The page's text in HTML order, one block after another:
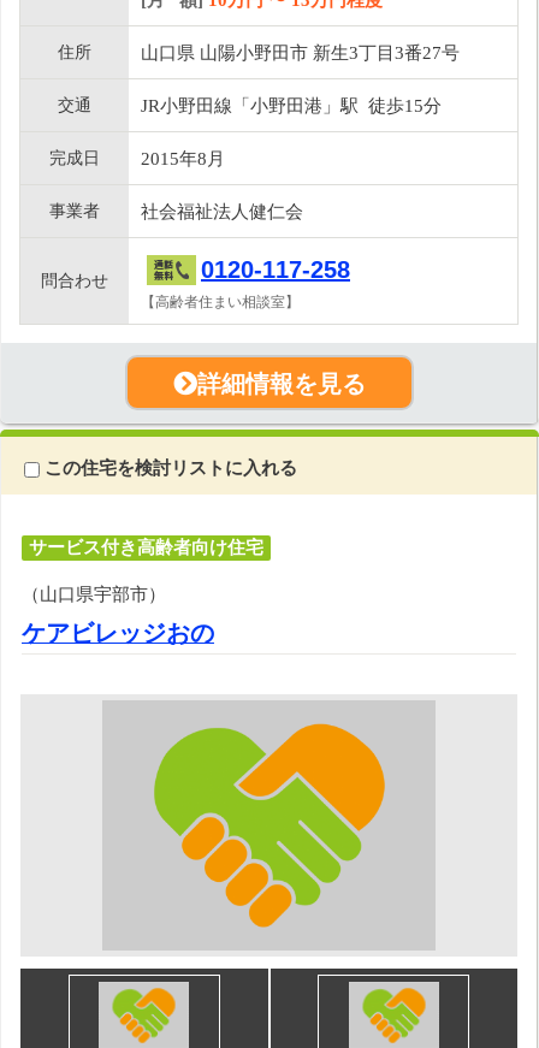
住所 山口県 山陽小野田市 新生3丁目3番27号
交通 JR小野田線「小野田港」駅 徒歩15分
完成日 2015年8月
事業者 社会福祉法人健仁会
問合わせ 0120-117-258
【高齢者住まい相談室】
詳細情報を見る
この住宅を検討リストに入れる
サービス付き高齢者向け住宅
（山口県宇部市）
ケアビレッジおの